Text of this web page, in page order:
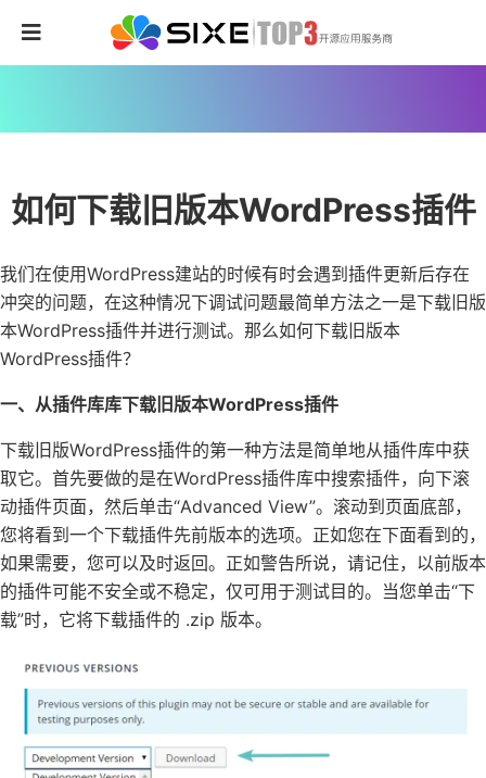
如何下载旧版本WordPress插件
我们在使用WordPress建站的时候有时会遇到插件更新后存在
冲突的问题，在这种情况下调试问题最简单方法之一是下载旧版
本WordPress插件并进行测试。那么如何下载旧版本
WordPress插件？
一、从插件库库下载旧版本WordPress插件
下载旧版WordPress插件的第一种方法是简单地从插件库中获
取它。首先要做的是在WordPress插件库中搜索插件，向下滚
动插件页面，然后单击“Advanced View”。滚动到页面底部，
您将看到一个下载插件先前版本的选项。正如您在下面看到的，
如果需要，您可以及时返回。正如警告所说，请记住，以前版本
的插件可能不安全或不稳定，仅可用于测试目的。当您单击“下
载”时，它将下载插件的 .zip 版本。